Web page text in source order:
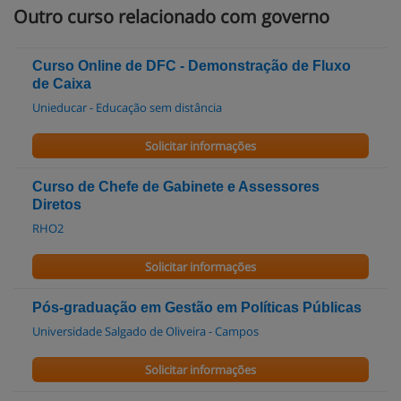
Outro curso relacionado com governo
Curso Online de DFC - Demonstração de Fluxo
de Caixa
Unieducar - Educação sem distância
Solicitar informações
Curso de Chefe de Gabinete e Assessores
Diretos
RHO2
Solicitar informações
Pós-graduação em Gestão em Políticas Públicas
Universidade Salgado de Oliveira - Campos
Solicitar informações